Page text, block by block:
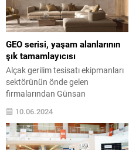
ve modelleriyle iç mimari alanına
yeni bir soluk getirdi. İç
mekanlarda dekorasyon
yaparken artık teknoloji...
GEO serisi, yaşam alanlarının
şık tamamlayıcısı
Alçak gerilim tesisatı ekipmanları
sektörünün önde gelen
firmalarından Günsan
Elektrik, geçtiğimiz aylarda
kullanıcılarıyla buluşturduğu
modern ve estetik tasarımlı GEO
serisi ile elektrik ihtiyaçlarına daha
10.06.2024